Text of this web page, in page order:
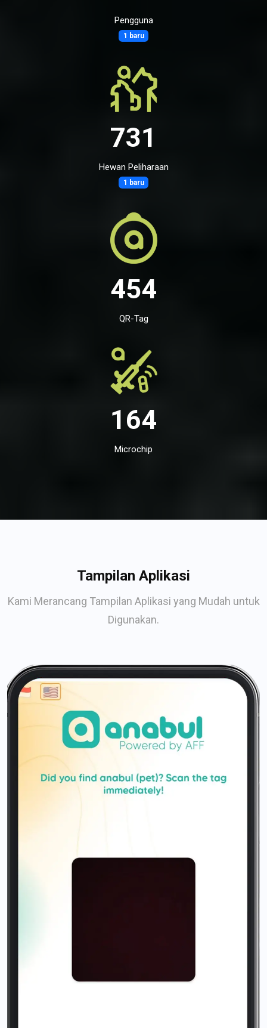
Pengguna
1 baru
731
Hewan Peliharaan
1 baru
454
QR-Tag
164
Microchip
Tampilan Aplikasi
Kami Merancang Tampilan Aplikasi yang Mudah untuk
Digunakan.